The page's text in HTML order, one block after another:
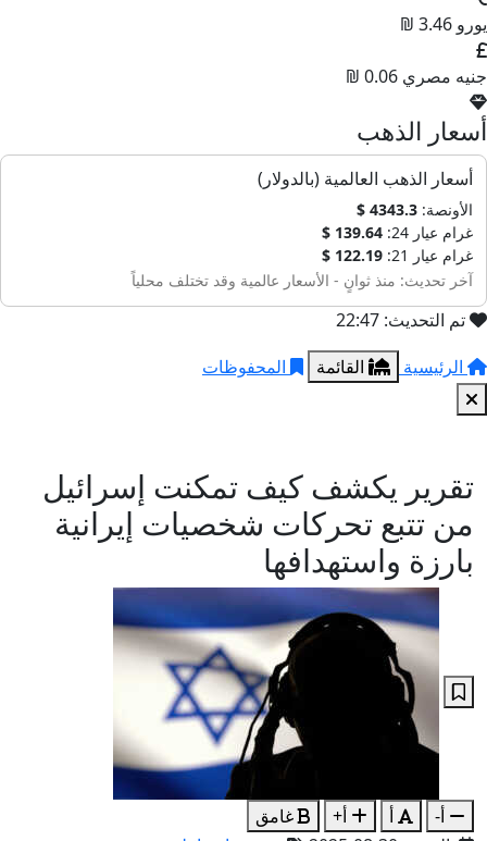
يورو 3.46 ₪
جنيه مصري 0.06 ₪
أسعار الذهب
أسعار الذهب العالمية (بالدولار)
الأونصة: 4343.3 $
غرام عيار 24:
139.64 $
غرام عيار 21:
122.19 $
آخر تحديث: منذ ثوانٍ - الأسعار عالمية وقد تختلف محلياً
تم التحديث: 22:47
الرئيسية
القائمة المحفوظات
تقرير يكشف كيف تمكنت إسرائيل
من تتبع تحركات شخصيات إيرانية
بارزة واستهدافها
أ- أ أ+
غامق